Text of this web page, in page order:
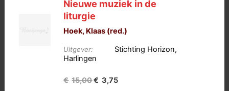
Nieuwe muziek in de
liturgie
Hoek, Klaas (red.)
Uitgever:
Stichting Horizon,
Harlingen
€ 15,00Oorspronkelijke
€ 3,75Huidige